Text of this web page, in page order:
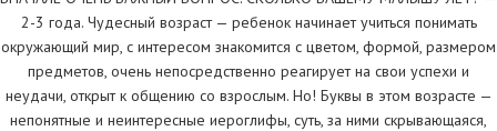
2-3 года. Чудесный возраст — ребенок начинает учиться понимать
окружающий мир, с интересом знакомится с цветом, формой, размером
предметов, очень непосредственно реагирует на свои успехи и
неудачи, открыт к общению со взрослым. Но! Буквы в этом возрасте —
непонятные и неинтересные иероглифы, суть, за ними скрывающаяся,